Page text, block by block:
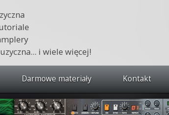
i wiele więcej!
i warsztaty
Darmowe materiały Kontakt